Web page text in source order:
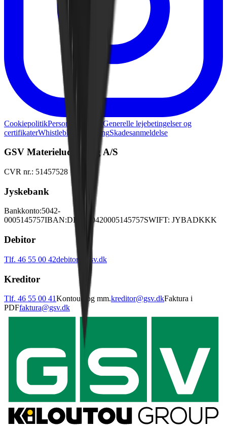
CookiepolitikPersondatapolitik Generelle lejebetingelser og
certifikaterWhistleblowerordningSkadesanmeldelse
GSV Materieludlejning A/S
CVR nr.: 51457528
Jyskebank
Bankkonto:5042-
0005145757IBAN:DK3450420005145757SWIFT: JYBADKKK
Debitor
Tlf. 46 55 00 42debitor@gsv.dk
Kreditor
Tlf. 46 55 00 41Kontoudtog mm.kreditor@gsv.dkFaktura i
PDFfaktura@gsv.dk